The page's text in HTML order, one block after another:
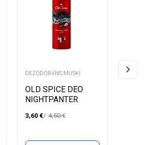
DEZODORANS MUSKI
OLD SPICE DEO
NIGHTPANTER
3,60 € 4,50€